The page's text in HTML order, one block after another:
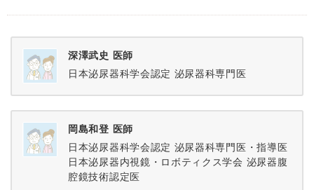
深澤武史 医師
日本泌尿器科学会認定 泌尿器科専門医
岡島和登 医師
日本泌尿器科学会認定 泌尿器科専門医・指導医
日本泌尿器内視鏡・ロボティクス学会 泌尿器腹
腔鏡技術認定医